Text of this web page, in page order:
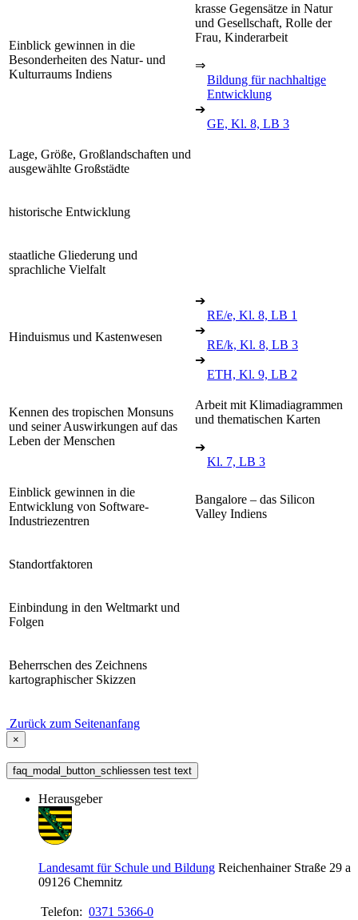
Einblick gewinnen in die
Besonderheiten des Natur- und
Kulturraums Indiens
krasse Gegensätze in Natur
und Gesellschaft, Rolle der
Frau, Kinderarbeit
⇒
Bildung für nachhaltige
Entwicklung
➔
GE, Kl. 8, LB 3
Lage, Größe, Großlandschaften und
ausgewählte Großstädte
historische Entwicklung
staatliche Gliederung und
sprachliche Vielfalt
Hinduismus und Kastenwesen
➔
RE/e, Kl. 8, LB 1
➔
RE/k, Kl. 8, LB 3
➔
ETH, Kl. 9, LB 2
Kennen des tropischen Monsuns
und seiner Auswirkungen auf das
Leben der Menschen
Arbeit mit Klimadiagrammen
und thematischen Karten
➔
Kl. 7, LB 3
Einblick gewinnen in die
Entwicklung von Software-
Industriezentren
Bangalore – das Silicon
Valley Indiens
Standortfaktoren
Einbindung in den Weltmarkt und
Folgen
Beherrschen des Zeichnens
kartographischer Skizzen
Zurück zum Seitenanfang
×
faq_modal_button_schliessen test text
Herausgeber
Landesamt für Schule und Bildung Reichenhainer Straße 29 a
09126 Chemnitz
Telefon: 0371 5366-0